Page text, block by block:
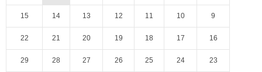
9
10
11
12
13
14
15
16
17
18
19
20
21
22
23
24
25
26
27
28
29